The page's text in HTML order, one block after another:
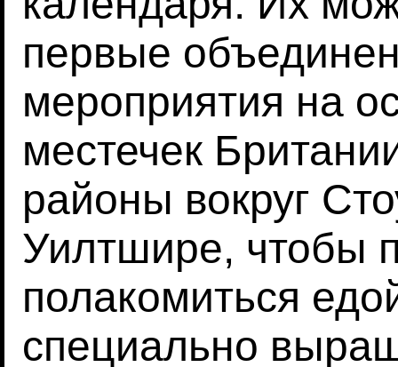
первые
мероприятия на
местечек
районы вокруг
Уилтшире, чтобы
полакомиться
специально